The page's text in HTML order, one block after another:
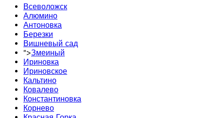
Всеволожск
Алюмино
Антоновка
Березки
Вишневый сад
">Змеиный
Ириновка
Ириновское
Кальтино
Ковалево
Константиновка
Корнево